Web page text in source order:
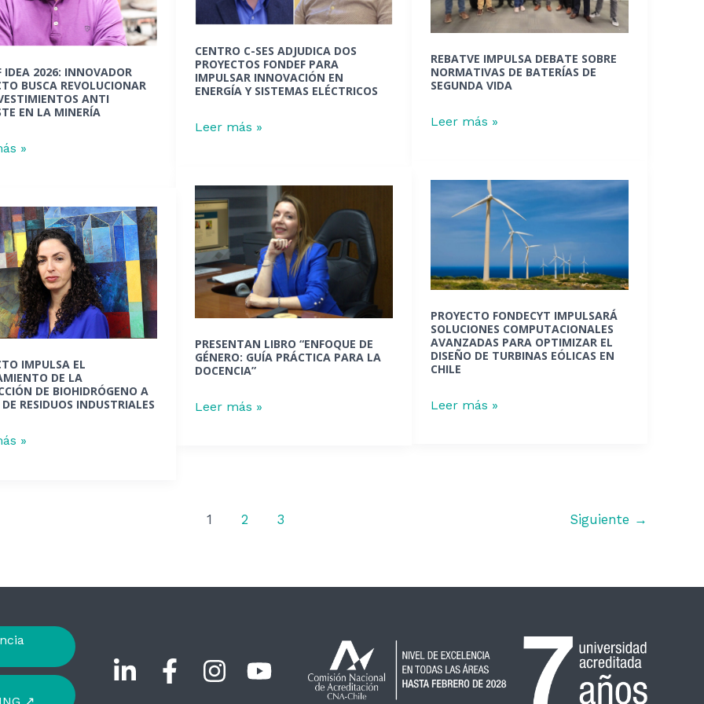
IDEA 2026: INNOVADOR
BUSCA REVOLUCIONAR
ANTI
EN LA MINERÍA
»
CENTRO C-SES ADJUDICA DOS
PROYECTOS FONDEF PARA
IMPULSAR INNOVACIÓN EN
ENERGÍA Y SISTEMAS ELÉCTRICOS
proyectos
para
impulsar
en
sistemas
eléctricos
Leer más »
REBATVE IMPULSA DEBATE SOBRE
NORMATIVAS DE BATERÍAS DE
SEGUNDA VIDA
de
baterías
de
segunda
Leer más »
PROYECTO FONDECYT IMPULSARÁ
SOLUCIONES COMPUTACIONALES
AVANZADAS PARA OPTIMIZAR EL
DISEÑO DE TURBINAS EÓLICAS EN
CHILE
Proyecto
Fondecyt
impulsará
soluciones
computacionales
para
optimizar
el
de
Leer más »
PRESENTAN LIBRO “ENFOQUE DE
GÉNERO: GUÍA PRÁCTICA PARA LA
DOCENCIA”
Presentan
libro
“Enfoque
de
género:
práctica
para
la
Leer más »
IMPULSA EL
DE LA
DE BIOHIDRÓGENO A
RESIDUOS INDUSTRIALES
»
1 2 3 Siguiente →